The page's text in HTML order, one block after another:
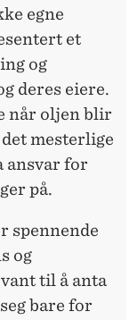
egne
et
og
deres eiere.
når oljen blir
mesterlige
ansvar for
på.
spennende
og
til å anta
bare for